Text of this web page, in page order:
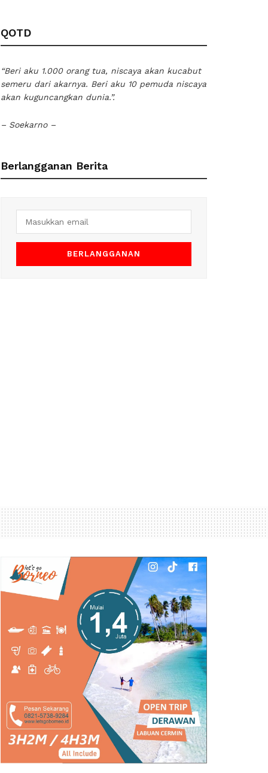
QOTD
“Beri aku 1.000 orang tua, niscaya akan kucabut
semeru dari akarnya. Beri aku 10 pemuda niscaya
akan kuguncangkan dunia.”.
– Soekarno –
Berlangganan Berita